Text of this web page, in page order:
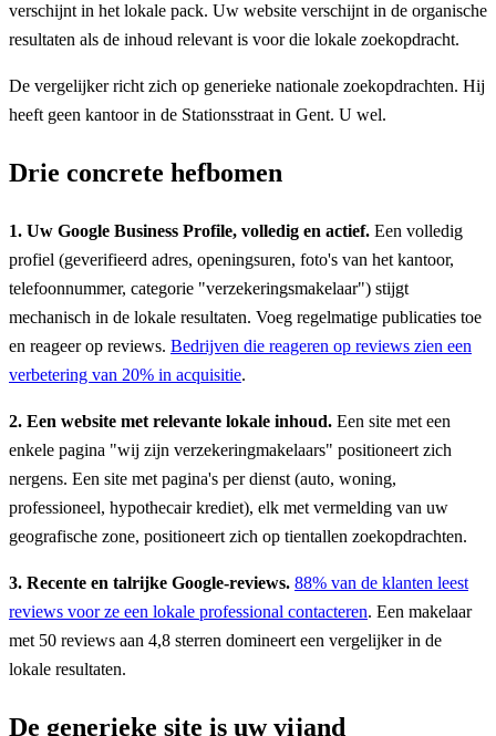
verschijnt in het lokale pack. Uw website verschijnt in de organische
resultaten als de inhoud relevant is voor die lokale zoekopdracht.
De vergelijker richt zich op generieke nationale zoekopdrachten. Hij
heeft geen kantoor in de Stationsstraat in Gent. U wel.
Drie concrete hefbomen
1. Uw Google Business Profile, volledig en actief. Een volledig
profiel (geverifieerd adres, openingsuren, foto's van het kantoor,
telefoonnummer, categorie "verzekeringsmakelaar") stijgt
mechanisch in de lokale resultaten. Voeg regelmatige publicaties toe
en reageer op reviews. Bedrijven die reageren op reviews zien een
verbetering van 20% in acquisitie.
2. Een website met relevante lokale inhoud. Een site met een
enkele pagina "wij zijn verzekeringmakelaars" positioneert zich
nergens. Een site met pagina's per dienst (auto, woning,
professioneel, hypothecair krediet), elk met vermelding van uw
geografische zone, positioneert zich op tientallen zoekopdrachten.
3. Recente en talrijke Google-reviews. 88% van de klanten leest
reviews voor ze een lokale professional contacteren. Een makelaar
met 50 reviews aan 4,8 sterren domineert een vergelijker in de
lokale resultaten.
De generieke site is uw vijand